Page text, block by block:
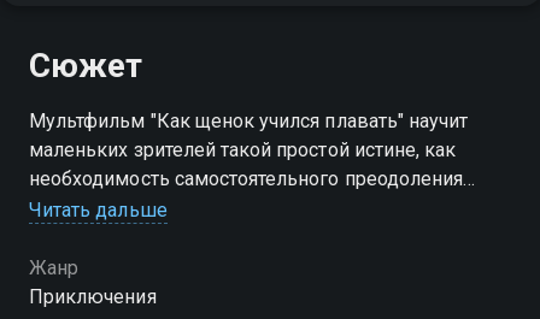
Сюжет
Мультфильм "Как щенок учился плавать" научит
маленьких зрителей такой простой истине, как
необходимость самостоятельного преодоления
своих страхов, проявлению целеустремлённости и
Читать дальше
Жанр
Приключения